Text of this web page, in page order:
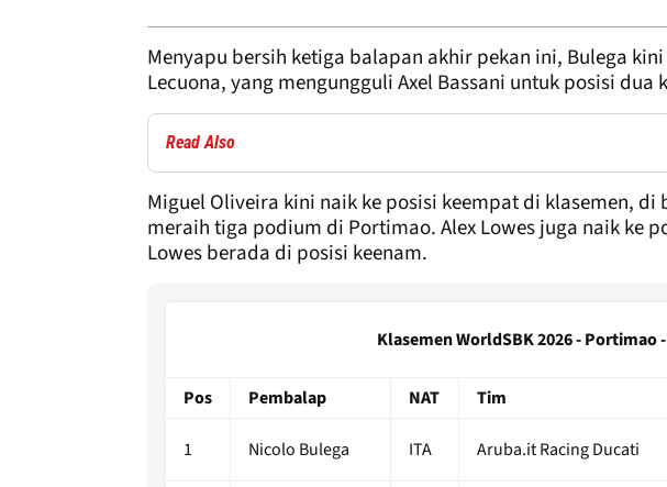
Menyapu bersih ketiga balapan akhir pekan ini, Bulega
Lecuona, yang mengungguli Axel Bassani untuk posisi dua
Read Also
Miguel Oliveira kini naik ke posisi keempat di klasemen, di
meraih tiga podium di Portimao. Alex Lowes juga naik ke
Lowes berada di posisi keenam.
Klasemen WorldSBK 2026 - Portimao -
Pos Pembalap NAT Tim
1 Nicolo Bulega ITA Aruba.it Racing Ducati